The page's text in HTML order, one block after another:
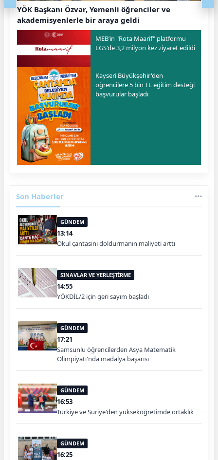
YÖK Başkanı Özvar, Yemenli öğrenciler ve
akademisyenlerle bir araya geldi
MEB’in "Rota Maarif" platformu
LGS'de 3,2 milyon kez ziyaret edildi
Kayseri Büyükşehir'den
öğrencilere 5 bin TL eğitim desteği
başvurular başladı
Son Haberler
GÜNDEM
13:14
Okul çantasını doldurmanın maliyeti arttı
SINAVLAR VE YERLEŞTİRME
14:55
YÖKDİL/2 için geri sayım başladı
GÜNDEM
17:21
Samsunlu öğrencilerden Asya Matematik
Olimpiyatı'nda madalya başarısı
GÜNDEM
16:53
Türkiye ve Suriye'den yükseköğretimde ortaklık
GÜNDEM
16:25